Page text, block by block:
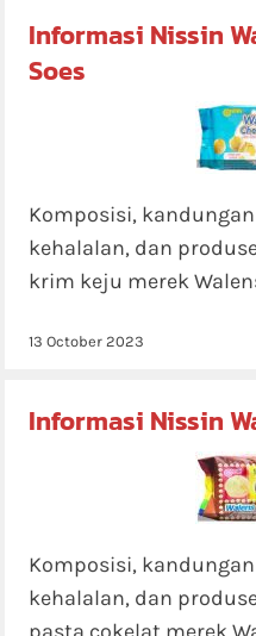
Informasi Nissin
Soes
Komposisi,
kehalalan, dan
krim keju merek
13 October 2023
Informasi Nissin
Komposisi,
kehalalan, dan